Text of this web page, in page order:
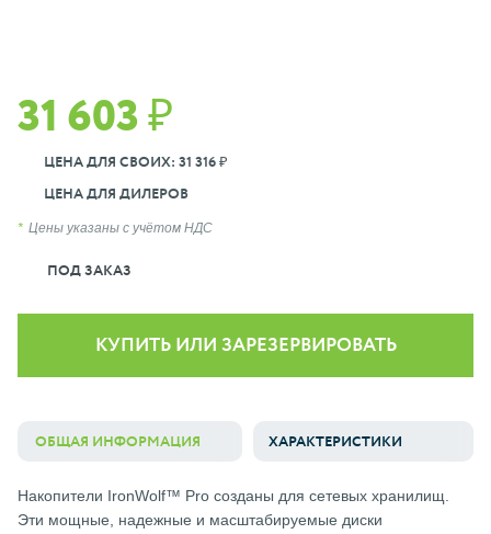
31 603 ₽
ЦЕНА ДЛЯ СВОИХ: 31 316 ₽
ЦЕНА ДЛЯ ДИЛЕРОВ
Цены указаны с учётом НДС
ПОД ЗАКАЗ
КУПИТЬ ИЛИ ЗАРЕЗЕРВИРОВАТЬ
ОБЩАЯ ИНФОРМАЦИЯ ХАРАКТЕРИСТИКИ
Накопители IronWolf™ Pro созданы для сетевых хранилищ.
Эти мощные, надежные и масштабируемые диски